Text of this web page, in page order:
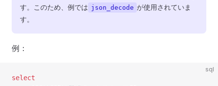
す。このため、例では json_decode が使用されていま
す。
例：
sql
select